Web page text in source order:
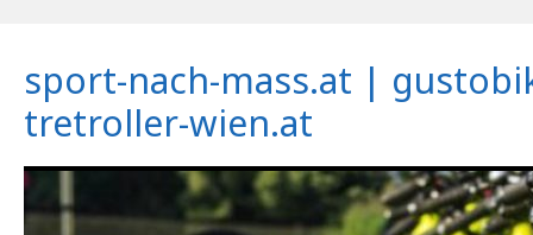
sport-nach-mass.at |
tretroller-wien.at